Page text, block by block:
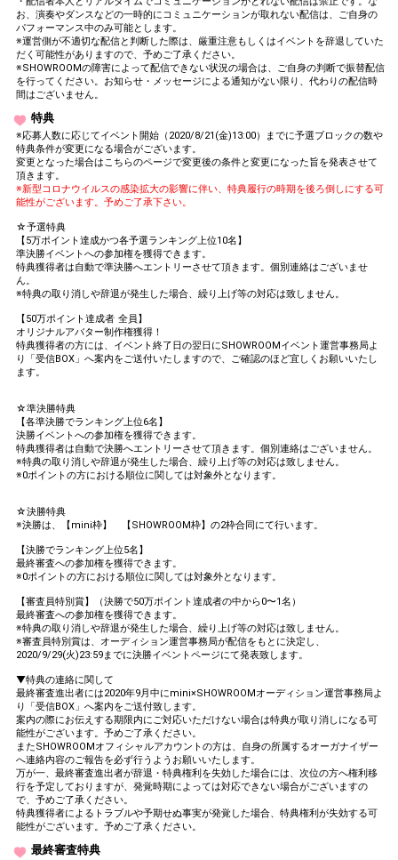
お、演奏やダンスなどの一時的にコミュニケーションが取れない配信は、ご自身の
パフォーマンス中のみ可能とします。
※運営側が不適切な配信と判断した際は、厳重注意もしくはイベントを辞退していた
だく可能性がありますので、予めご了承ください。
※SHOWROOMの障害によって配信できない状況の場合は、ご自身の判断で振替配信
を行ってください。お知らせ・メッセージによる通知がない限り、代わりの配信時
間はございません。
特典
※応募人数に応じてイベント開始（2020/8/21(金)13:00）までに予選ブロックの数や
特典条件が変更になる場合がございます。
変更となった場合はこちらのページで変更後の条件と変更になった旨を発表させて
頂きます。
※新型コロナウイルスの感染拡大の影響に伴い、特典履行の時期を後ろ倒しにする可
能性がございます。予めご了承下さい。
☆予選特典
【5万ポイント達成かつ各予選ランキング上位10名】
準決勝イベントへの参加権を獲得できます。
特典獲得者は自動で準決勝へエントリーさせて頂きます。個別連絡はございませ
ん。
※特典の取り消しや辞退が発生した場合、繰り上げ等の対応は致しません。
【50万ポイント達成者 全員】
オリジナルアバター制作権獲得！
特典獲得者の方には、イベント終了日の翌日にSHOWROOMイベント運営事務局よ
り「受信BOX」へ案内をご送付いたしますので、ご確認のほど宜しくお願いいたし
ます。
☆準決勝特典
【各準決勝でランキング上位6名】
決勝イベントへの参加権を獲得できます。
特典獲得者は自動で決勝へエントリーさせて頂きます。個別連絡はございません。
※特典の取り消しや辞退が発生した場合、繰り上げ等の対応は致しません。
※0ポイントの方における順位に関しては対象外となります。
☆決勝特典
※決勝は、【mini枠】 【SHOWROOM枠】の2枠合同にて行います。
【決勝でランキング上位5名】
最終審査への参加権を獲得できます。
※0ポイントの方における順位に関しては対象外となります。
【審査員特別賞】（決勝で50万ポイント達成者の中から0〜1名）
最終審査への参加権を獲得できます。
※特典の取り消しや辞退が発生した場合、繰り上げ等の対応は致しません。
※審査員特別賞は、オーディション運営事務局が配信をもとに決定し、
2020/9/29(火)23:59までに決勝イベントページにて発表致します。
▼特典の連絡に関して
最終審査進出者には2020年9月中にmini×SHOWROOMオーディション運営事務局よ
り「受信BOX」へ案内をご送付致します。
案内の際にお伝えする期限内にご対応いただけない場合は特典が取り消しになる可
能性がございます。予めご了承ください。
またSHOWROOMオフィシャルアカウントの方は、自身の所属するオーガナイザー
へ連絡内容のご報告を必ず行うようお願いいたします。
万が一、最終審査進出者が辞退・特典権利を失効した場合には、次位の方へ権利移
行を予定しておりますが、発覚時期によっては対応できない場合がございますの
で、予めご了承ください。
特典獲得者によるトラブルや予期せぬ事実が発覚した場合、特典権利が失効する可
能性がございます。予めご了承ください。
最終審査特典